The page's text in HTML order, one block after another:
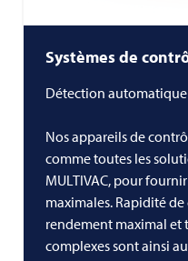
Systèmes de
Détection
Nos appareils de
comme toutes les
MULTIVAC, pour
maximales. Rapidité
rendement maximal et
complexes sont ainsi